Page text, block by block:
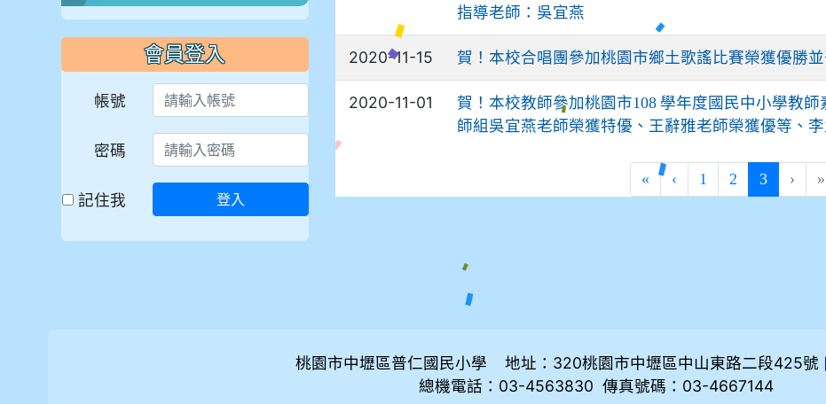
指導老師：吳宜燕
2020-11-15 賀！本校合唱團參加桃園市鄉土歌謠比賽榮獲優勝並
2020-11-01
賀！本校教師參加桃園市108 學年度國民中小學教
師組吳宜燕老師榮獲特優、王辭雅老師榮獲優等、
« ‹ 1 2 3(current)
› »
會員登入
帳號
密碼
記住我 登入
桃園市中壢區普仁國民小學 地址：320桃園市中壢區中山東路二段425號
總機電話：03-4563830 傳真號碼：03-4667144